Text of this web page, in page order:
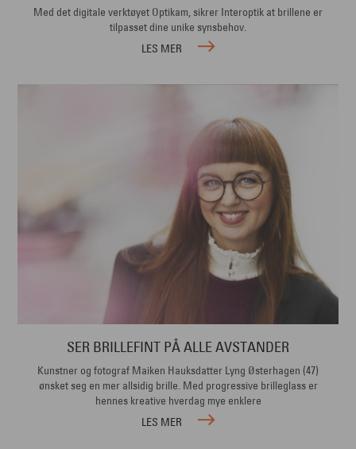
Med det digitale verktøyet Optikam, sikrer Interoptik at brillene er
tilpasset dine unike synsbehov.
LES MER
SER BRILLEFINT PÅ ALLE AVSTANDER
Kunstner og fotograf Maiken Hauksdatter Lyng Østerhagen (47)
ønsket seg en mer allsidig brille. Med progressive brilleglass er
hennes kreative hverdag mye enklere
LES MER